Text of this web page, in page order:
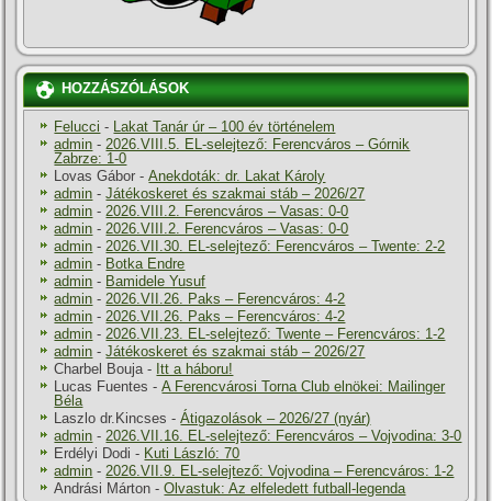
HOZZÁSZÓLÁSOK
Felucci - Lakat Tanár úr – 100 év történelem
admin -2026.VIII.5. EL-selejtező: Ferencváros – Górnik
Zabrze: 1-0
Lovas Gábor -Anekdoták: dr. Lakat Károly
admin -Játékoskeret és szakmai stáb – 2026/27
admin -2026.VIII.2. Ferencváros – Vasas: 0-0
admin -2026.VIII.2. Ferencváros – Vasas: 0-0
admin -2026.VII.30. EL-selejtező: Ferencváros – Twente: 2-2
admin - Botka Endre
admin - Bamidele Yusuf
admin -2026.VII.26. Paks – Ferencváros: 4-2
admin -2026.VII.26. Paks – Ferencváros: 4-2
admin -2026.VII.23. EL-selejtező: Twente – Ferencváros: 1-2
admin -Játékoskeret és szakmai stáb – 2026/27
Charbel Bouja- Itt a háboru!
Lucas Fuentes -A Ferencvárosi Torna Club elnökei: Mailinger
Béla
Laszlo dr.Kincses -Átigazolások – 2026/27 (nyár)
admin -2026.VII.16. EL-selejtező: Ferencváros – Vojvodina: 3-0
Erdélyi Dodi - Kuti László: 70
admin -2026.VII.9. EL-selejtező: Vojvodina – Ferencváros: 1-2
Andrási Márton -Olvastuk: Az elfeledett futball-legenda